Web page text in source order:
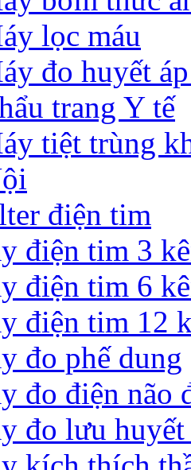
lọc máu
đo huyết
trang Y tế
tiệt trùng
điện tim
điện tim 3
điện tim 6
điện tim 12
đo phế dung
đo điện não
đo lưu